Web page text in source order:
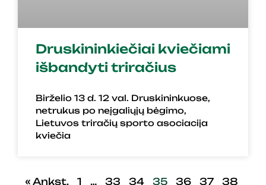
Druskininkiečiai kviečiami
išbandyti triračius
Birželio 13 d. 12 val. Druskininkuose,
netrukus po neįgaliųjų bėgimo,
Lietuvos triračių sporto asociacija
kviečia
« Ankst. 1 … 33 34 35 36 37 38